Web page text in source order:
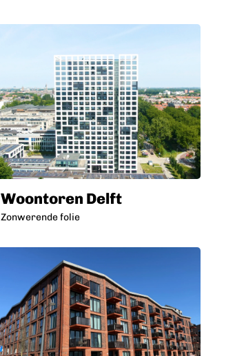
Woontoren Delft
Zonwerende folie